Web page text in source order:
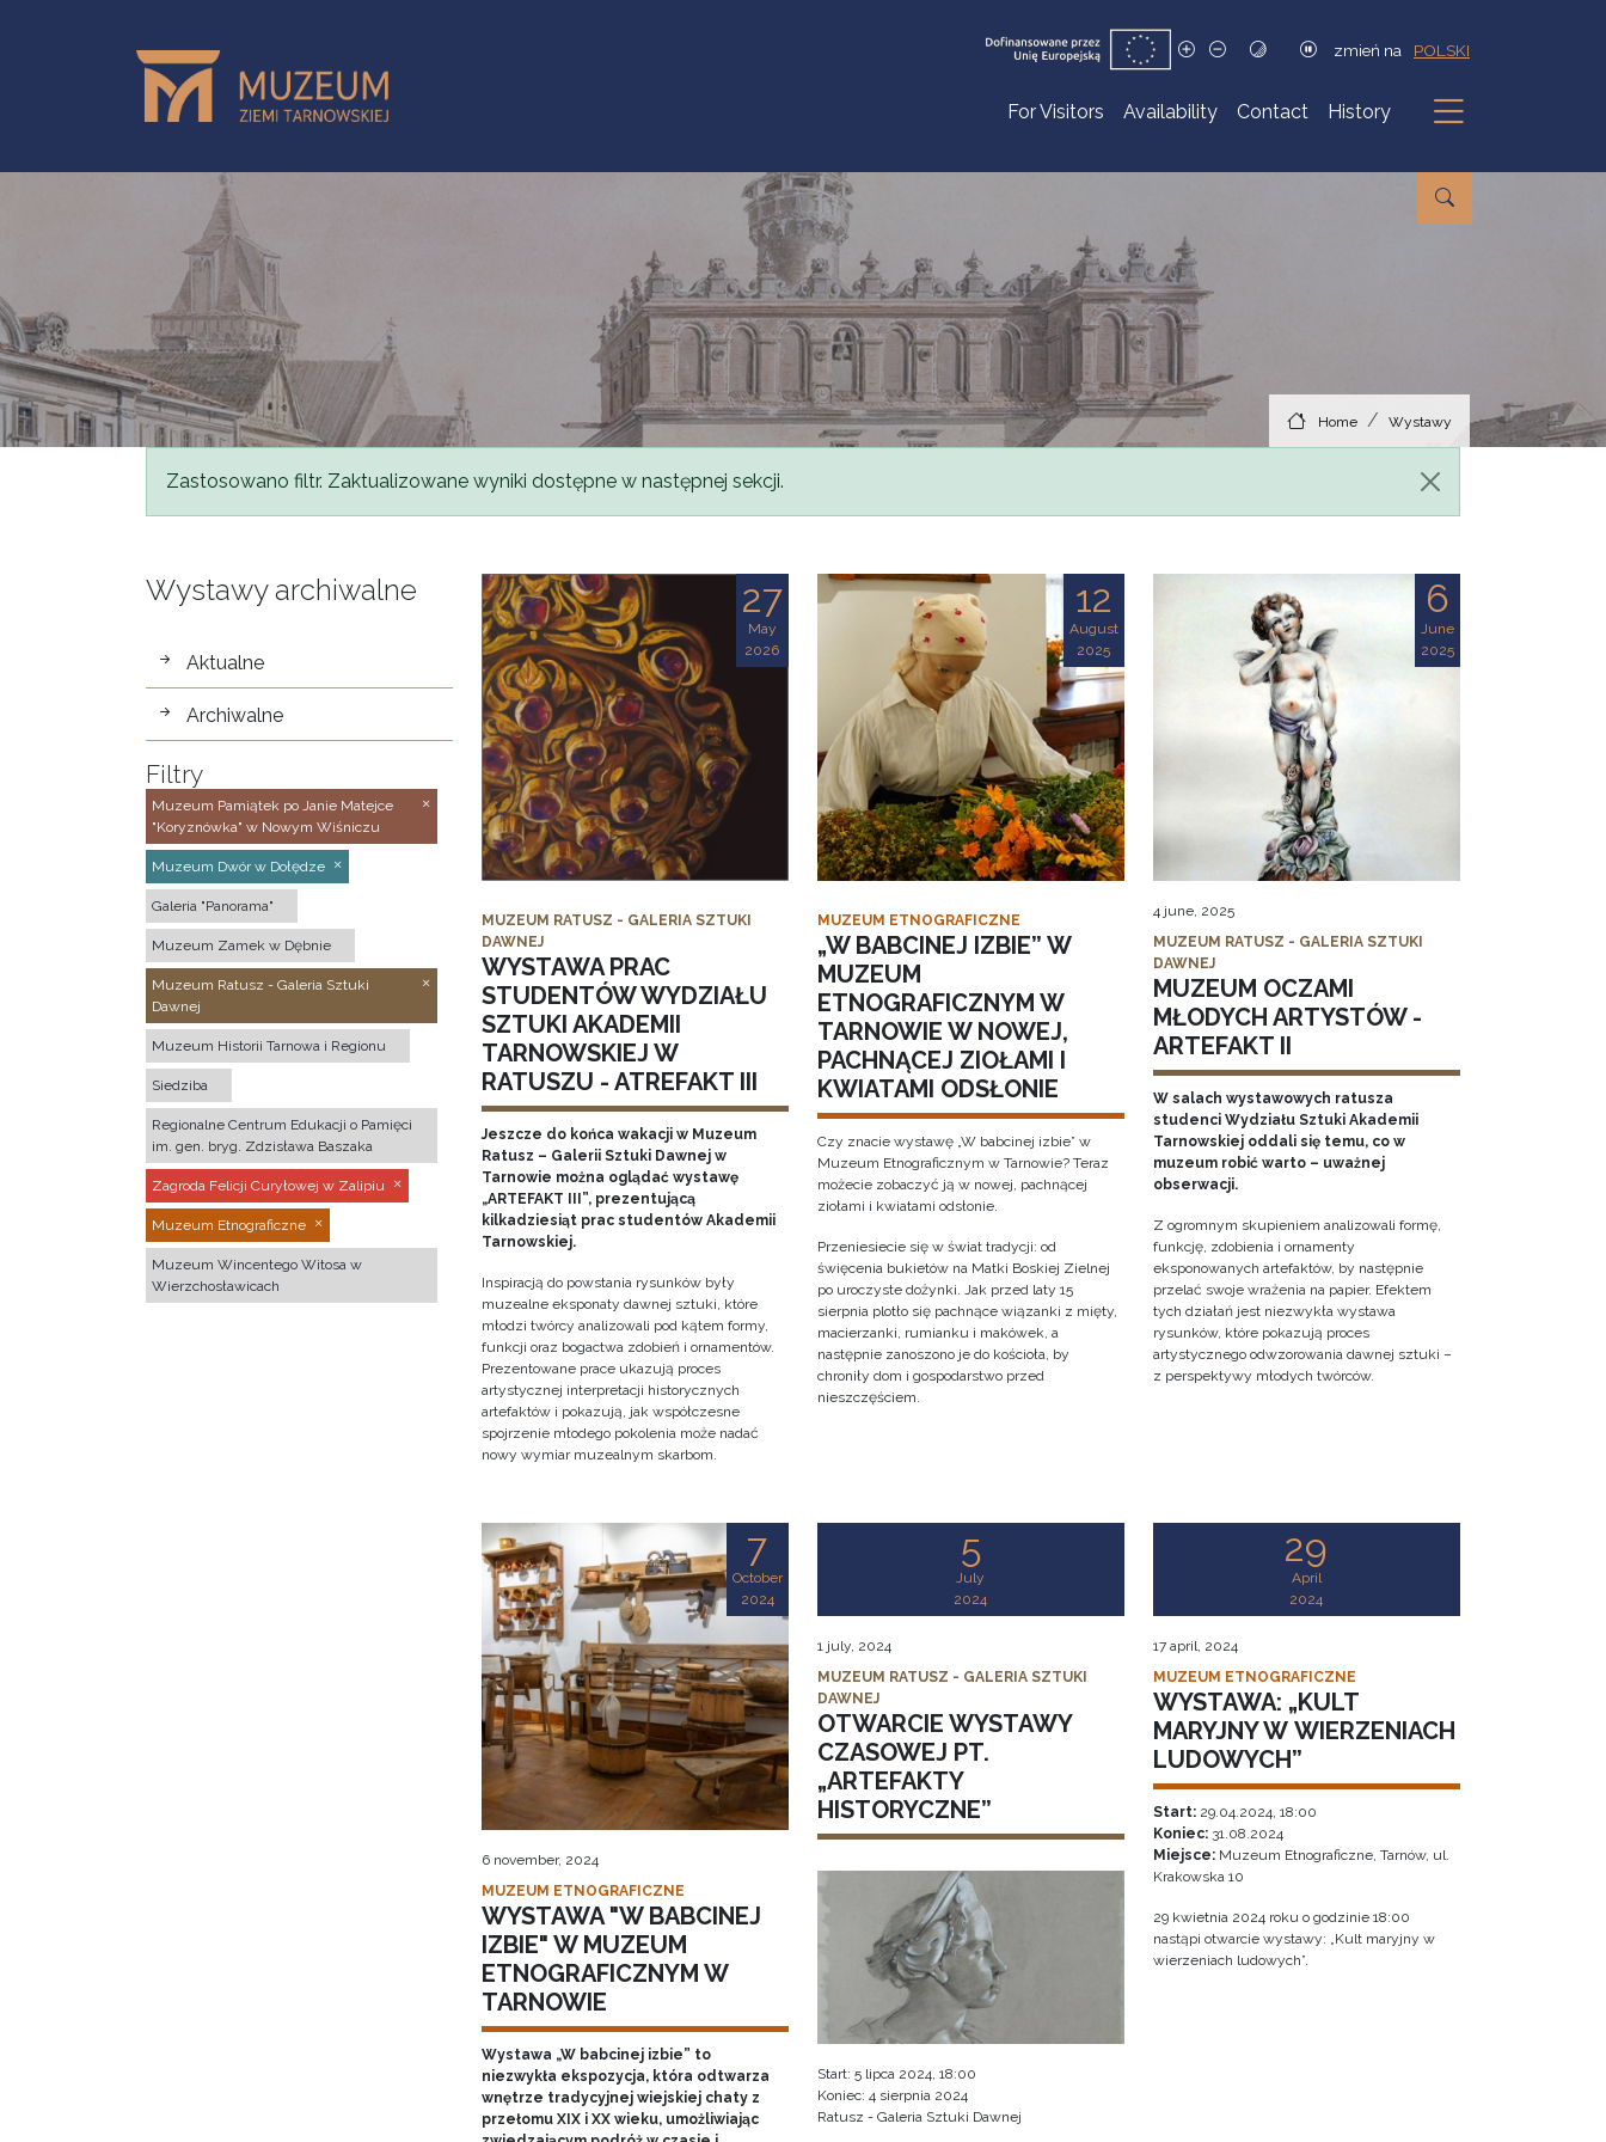
zmień na POLSKI
For Visitors Availability Contact History
Submenu
Home Wystawy
Status message
Zastosowano filtr. Zaktualizowane wyniki dostępne w następnej sekcji.
Wystawy archiwalne
wystawy
Aktualne
Archiwalne
Filtry
Muzeum Pamiątek po Janie Matejce
"Koryznówka" w Nowym Wiśniczu
Muzeum Dwór w Dołędze
Galeria "Panorama"
Muzeum Zamek w Dębnie
Muzeum Ratusz - Galeria Sztuki
Dawnej
Muzeum Historii Tarnowa i Regionu
Siedziba
Regionalne Centrum Edukacji o Pamięci
im. gen. bryg. Zdzisława Baszaka
Zagroda Felicji Curyłowej w Zalipiu
Muzeum Etnograficzne
Muzeum Wincentego Witosa w
Wierzchosławicach
27
May
2026
MUZEUM RATUSZ - GALERIA SZTUKI
DAWNEJ
WYSTAWA PRAC
STUDENTÓW WYDZIAŁU
SZTUKI AKADEMII
TARNOWSKIEJ W
RATUSZU - ATREFAKT III
Jeszcze do końca wakacji w Muzeum
Ratusz – Galerii Sztuki Dawnej w
Tarnowie można oglądać wystawę
„ARTEFAKT III”, prezentującą
kilkadziesiąt prac studentów Akademii
Tarnowskiej.
Inspiracją do powstania rysunków były
muzealne eksponaty dawnej sztuki, które
młodzi twórcy analizowali pod kątem formy,
funkcji oraz bogactwa zdobień i ornamentów.
Prezentowane prace ukazują proces
artystycznej interpretacji historycznych
artefaktów i pokazują, jak współczesne
spojrzenie młodego pokolenia może nadać
nowy wymiar muzealnym skarbom.
12
August
2025
MUZEUM ETNOGRAFICZNE
„W BABCINEJ IZBIE” W
MUZEUM
ETNOGRAFICZNYM W
TARNOWIE W NOWEJ,
PACHNĄCEJ ZIOŁAMI I
KWIATAMI ODSŁONIE
Czy znacie wystawę „W babcinej izbie” w
Muzeum Etnograficznym w Tarnowie? Teraz
możecie zobaczyć ją w nowej, pachnącej
ziołami i kwiatami odsłonie.
Przeniesiecie się w świat tradycji: od
święcenia bukietów na Matki Boskiej Zielnej
po uroczyste dożynki. Jak przed laty 15
sierpnia plotło się pachnące wiązanki z mięty,
macierzanki, rumianku i makówek, a
następnie zanoszono je do kościoła, by
chroniły dom i gospodarstwo przed
nieszczęściem.
6
June
2025
4 june, 2025
MUZEUM RATUSZ - GALERIA SZTUKI
DAWNEJ
MUZEUM OCZAMI
MŁODYCH ARTYSTÓW -
ARTEFAKT II
W salach wystawowych ratusza
studenci Wydziału Sztuki Akademii
Tarnowskiej oddali się temu, co w
muzeum robić warto – uważnej
obserwacji.
Z ogromnym skupieniem analizowali formę,
funkcję, zdobienia i ornamenty
eksponowanych artefaktów, by następnie
przelać swoje wrażenia na papier. Efektem
tych działań jest niezwykła wystawa
rysunków, które pokazują proces
artystycznego odwzorowania dawnej sztuki –
z perspektywy młodych twórców.
7
October
2024
6 november, 2024
MUZEUM ETNOGRAFICZNE
WYSTAWA "W BABCINEJ
IZBIE" W MUZEUM
ETNOGRAFICZNYM W
TARNOWIE
Wystawa „W babcinej izbie” to
niezwykła ekspozycja, która odtwarza
wnętrze tradycyjnej wiejskiej chaty z
przełomu XIX i XX wieku, umożliwiając
5
July
2024
1 july, 2024
MUZEUM RATUSZ - GALERIA SZTUKI
DAWNEJ
OTWARCIE WYSTAWY
CZASOWEJ PT.
„ARTEFAKTY
HISTORYCZNE”
Start: 5 lipca 2024, 18:00
Koniec: 4 sierpnia 2024
Ratusz - Galeria Sztuki Dawnej
29
April
2024
17 april, 2024
MUZEUM ETNOGRAFICZNE
WYSTAWA: „KULT
MARYJNY W WIERZENIACH
LUDOWYCH”
Start:29.04.2024, 18:00
Koniec:31.08.2024
Miejsce:Muzeum Etnograficzne, Tarnów, ul.
Krakowska 10
29 kwietnia 2024 roku o godzinie 18:00
nastąpi otwarcie wystawy: „Kult maryjny w
wierzeniach ludowych”.